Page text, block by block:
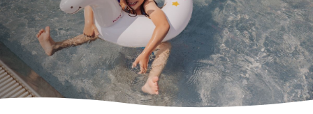
Zmiany na skrzyżowaniu Gazowej, Karwińskiej i
Mościckiego. Od 8 sierpnia ruch wahadłowy
[ZDJĘCIA]